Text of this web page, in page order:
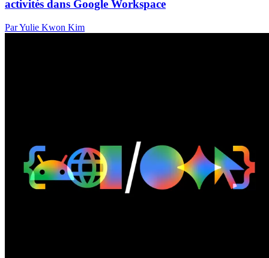
activités dans Google Workspace
Par Yulie Kwon Kim